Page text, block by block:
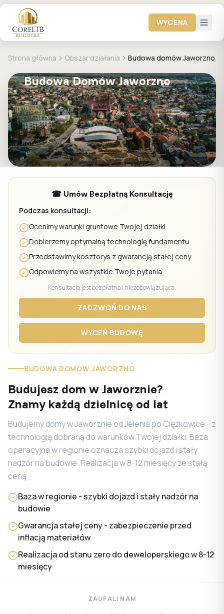
WYCENA
Strona główna Obszar działania Budowa domów Jaworzno
Budowa Domów Jaworzno
BUDOWA DOMÓW JAWORZNO
Budujesz dom w Jaworznie?
Znamy każdą dzielnicę od lat
Budujemy domy w Jaworznie od Jelenia po Ciężkowice - z
technologią dobraną do warunków Twojej działki. Baza
operacyjna w regionie oznacza szybki dojazd i stały
nadzór na budowie. Realizacja w 8-12 miesięcy ze stałą
ceną.
Baza w regionie - szybki dojazd i stały nadzór na
budowie
Gwarancja stałej ceny - zabezpieczenie przed
inflacją materiałów
Realizacja od stanu zero do deweloperskiego w 8-12
miesięcy
☎ Umów Bezpłatną Konsultację
Podczas konsultacji:
Ocenimy warunki gruntowe Twojej działki
Dobierzemy optymalną technologię fundamentu
Przedstawimy kosztorys z gwarancją stałej ceny
Odpowiemy na wszystkie Twoje pytania
Konsultacja jest bezpłatna i niezobowiązująca.
ZADZWOŃ DO NAS
WYCEŃ BUDOWĘ
ZAUFALI NAM